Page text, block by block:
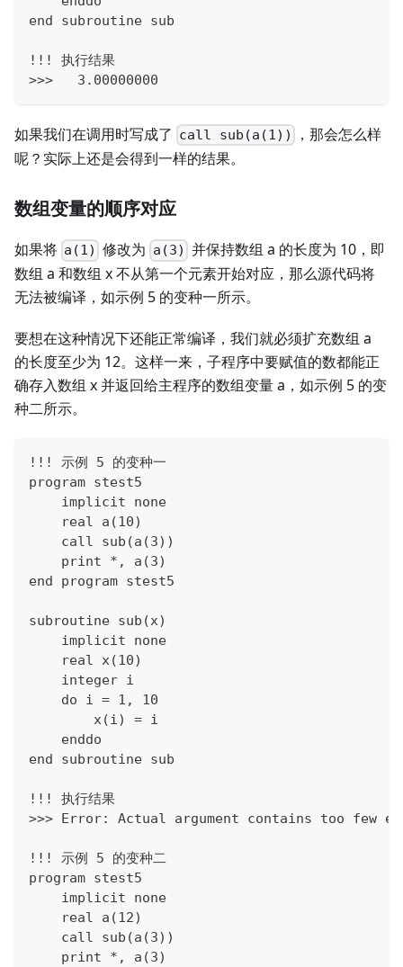
end subroutine sub
!!! 执行结果
>>>   3.00000000
如果我们在调用时写成了 call sub(a(1))
，那会怎么样
呢？实际上还是会得到一样的结果。
数组变量的顺序对应
如果将 a(1) 修改为 a(3) 并保持数组 a 的长度为 10，即
数组 a 和数组 x 不从第一个元素开始对应，那么源代码将
无法被编译，如示例 5 的变种一所示。
要想在这种情况下还能正常编译，我们就必须扩充数组 a
的长度至少为 12。这样一来，子程序中要赋值的数都能正
确存入数组 x 并返回给主程序的数组变量 a，如示例 5 的变
种二所示。
!!! 示例 5 的变种一
program stest5
    implicit none
    real a(10)
    call sub(a(3))
    print *, a(3)
end program stest5
subroutine sub(x)
    implicit none
    real x(10)
    integer i
    do i = 1, 10
        x(i) = i
    enddo
end subroutine sub
!!! 执行结果
>>> Error: Actual argument contains too few
!!! 示例 5 的变种二
program stest5
    implicit none
    real a(12)
    call sub(a(3))
    print *, a(3)